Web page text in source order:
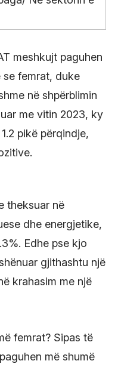
meshkujt paguhen
se femrat, duke
në shpërblimin
me vitin 2023, ky
pikë përqindje,
theksuar në
dhe energjetike,
Edhe pse kjo
gjithashtu një
krahasim me një
femrat? Sipas të
më shumë